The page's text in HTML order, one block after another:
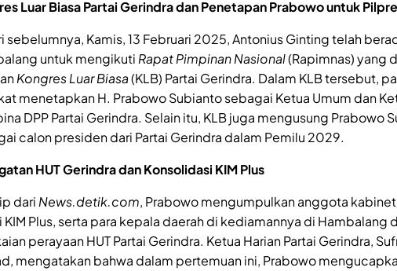
Luar Biasa Partai Gerindra dan Penetapan Prabowo untuk
sebelumnya, Kamis, 13 Februari 2025, Antonius Ginting telah
untuk mengikuti Rapat Pimpinan Nasional(Rapimnas) yang
Kongres Luar Biasa(KLB) Partai Gerindra. Dalam KLB tersebut,
menetapkan H. Prabowo Subianto sebagai Ketua Umum dan
DPP Partai Gerindra. Selain itu, KLB juga mengusung Prabowo
calon presiden dari Partai Gerindra dalam Pemilu 2029.
HUT Gerindra dan Konsolidasi KIM Plus
dari News.detik.com, Prabowo mengumpulkan anggota
KIM Plus, serta para kepala daerah di kediamannya di Hambalang
perayaan HUT Partai Gerindra. Ketua Harian Partai Gerindra,
mengatakan bahwa dalam pertemuan ini, Prabowo